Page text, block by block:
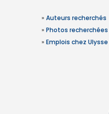
» Auteurs recherchés
» Photos recherchées
» Emplois chez Ulysse